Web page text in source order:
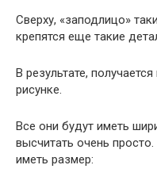
Сверху, «заподлицо»
крепятся еще такие
В результате,
рисунке.
Все они будут иметь
высчитать очень
иметь размер: